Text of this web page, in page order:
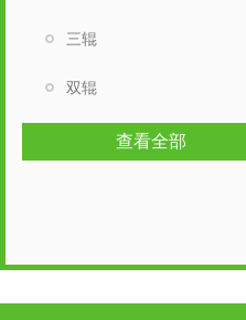
三辊
双辊
查看全部